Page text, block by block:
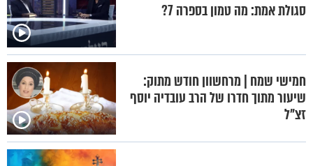
סגולת אמת: מה טמון בספרה 7?
חמישי שמח | מרחשוון חודש מתוק:
שיעור מתוך חדרו של הרב עובדיה יוסף
זצ"ל